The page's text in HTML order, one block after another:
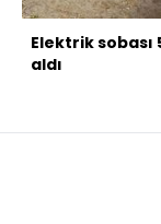
Elektrik sobası
aldı